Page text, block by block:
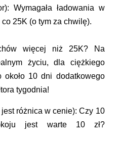
Wymagała ładowania w
25K (o tym za chwilę).
więcej niż 25K? Na
życiu, dla ciężkiego
około 10 dni dodatkowego
tygodnia!
różnica w cenie): Czy 10
jest warte 10 zł?